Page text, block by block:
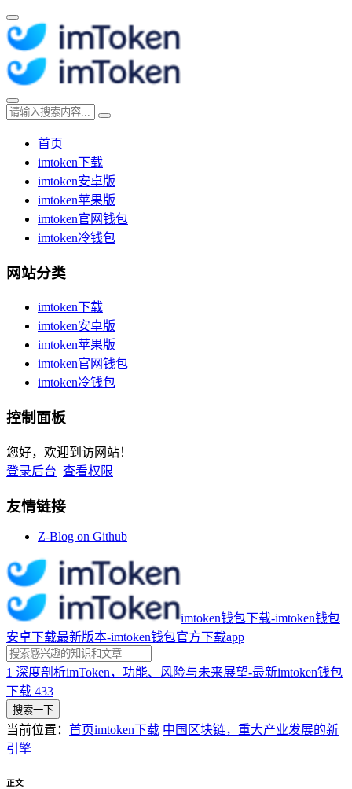
首页
imtoken下载
imtoken安卓版
imtoken苹果版
imtoken官网钱包
imtoken冷钱包
网站分类
imtoken下载
imtoken安卓版
imtoken苹果版
imtoken官网钱包
imtoken冷钱包
控制面板
您好，欢迎到访网站！
登录后台 查看权限
友情链接
Z-Blog on Github
imtoken钱包下载-imtoken钱包
安卓下载最新版本-imtoken钱包官方下载app
1 深度剖析imToken，功能、风险与未来展望-最新imtoken钱包
下载 433
搜索一下
当前位置： 首页imtoken下载 中国区块链，重大产业发展的新
引擎
正文